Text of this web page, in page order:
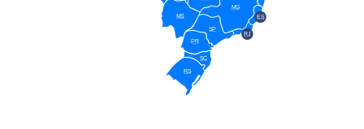
RJ
RS
SC
PR
SP
MS
MG
ES